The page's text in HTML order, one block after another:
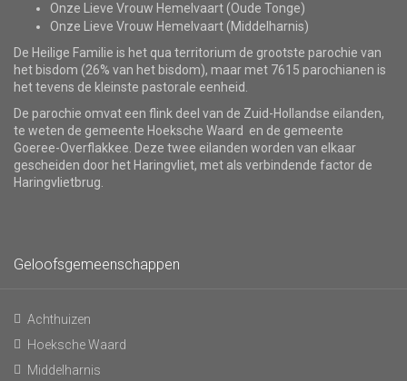
Onze Lieve Vrouw Hemelvaart (Oude Tonge)
Onze Lieve Vrouw Hemelvaart (Middelharnis)
De Heilige Familie is het qua territorium de grootste parochie van
het bisdom (26% van het bisdom), maar met 7615 parochianen is
het tevens de kleinste pastorale eenheid.
De parochie omvat een flink deel van de Zuid-Hollandse eilanden,
te weten de gemeente Hoeksche Waard en de gemeente
Goeree-Overflakkee. Deze twee eilanden worden van elkaar
gescheiden door het Haringvliet, met als verbindende factor de
Haringvlietbrug.
Geloofsgemeenschappen
Achthuizen
Hoeksche Waard
Middelharnis